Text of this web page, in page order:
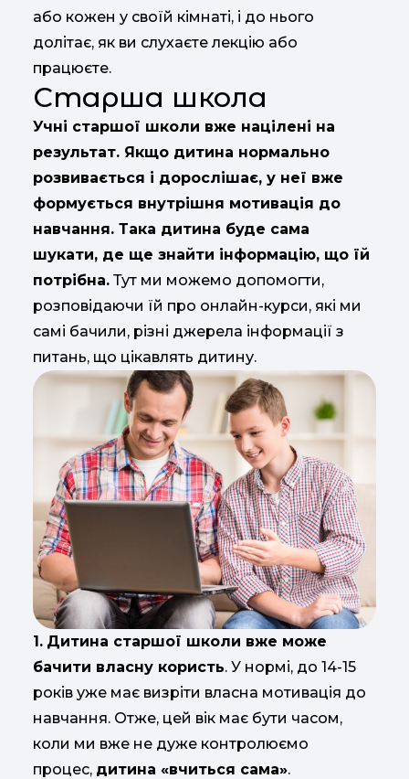
або кожен у своїй кімнаті, і до нього
долітає, як ви слухаєте лекцію або
працюєте.
Старша школа
Учні старшої школи вже націлені на
результат. Якщо дитина нормально
розвивається і дорослішає, у неї вже
формується внутрішня мотивація до
навчання. Така дитина буде сама
шукати, де ще знайти інформацію, що їй
потрібна. Тут ми можемо допомогти,
розповідаючи їй про онлайн-курси, які ми
самі бачили, різні джерела інформації з
питань, що цікавлять дитину.
1. Дитина старшої школи вже може
бачити власну користь. У нормі, до 14-15
років уже має визріти власна мотивація до
навчання. Отже, цей вік має бути часом,
коли ми вже не дуже контролюємо
процес, дитина «вчиться сама».